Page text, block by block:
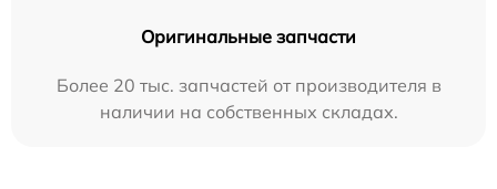
Оригинальные запчасти
Более 20 тыс. запчастей от производителя в
наличии на собственных складах.